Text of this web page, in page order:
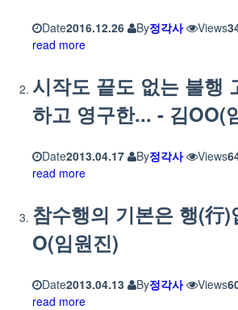
Date2016.12.26 By정각사 Views
read more
시작도 끝도 없는 불행
하고 영구한... - 김OO(
Date2013.04.17 By정각사 Views
read more
참수행의 기본은 행(行)
O(임원진)
Date2013.04.13 By정각사 Views
read more